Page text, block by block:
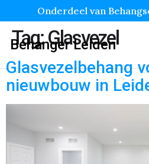
Onderdeel van
Behanger Leiden
Tag:Glasvezel
Glasvezelbehang
nieuwbouw in